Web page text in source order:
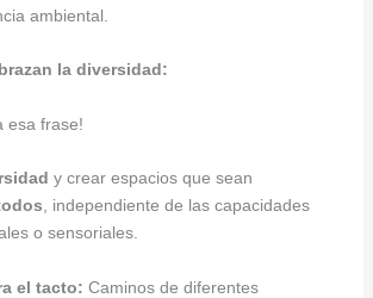
ambiental.
la diversidad:
esa frase!
y crear espacios que sean
, independiente de las capacidades
o sensoriales.
el tacto: Caminos de diferentes